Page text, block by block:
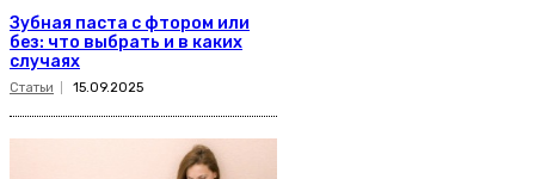
Зубная паста с фтором или
без: что выбрать и в каких
случаях
Статьи 15.09.2025